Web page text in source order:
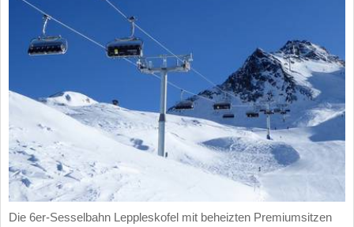
Die 6er-Sesselbahn Leppleskofel mit beheizten Premiumsitzen